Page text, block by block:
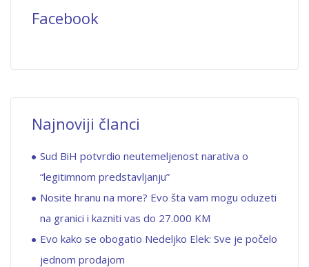
Facebook
Najnoviji članci
Sud BiH potvrdio neutemeljenost narativa o
“legitimnom predstavljanju”
Nosite hranu na more? Evo šta vam mogu oduzeti
na granici i kazniti vas do 27.000 KM
Evo kako se obogatio Nedeljko Elek: Sve je počelo
jednom prodajom